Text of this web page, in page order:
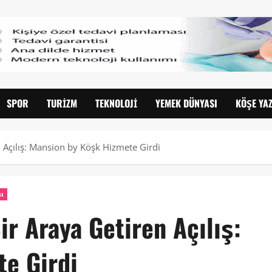
SPOR TURIZM TEKNOLOJI YEMEK DÜNYASI KÖŞE
Mansion by Köşk Hizmete Girdi
Araya Getiren Açılış:
Girdi